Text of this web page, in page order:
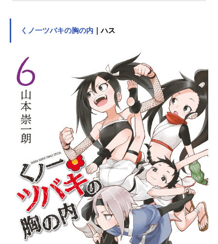
ディが現れる。彼は風子の力で“本当
することに。しかし、アンディと風
子のような異能の力を持つ【否定
者】を狙う謎の組織“ユニオン”が2人
の前に現れる。これは、二人が最高
の死を見つけるお話。作品名アンデ
ッドアンラック放送形態TVアニメス
ケジュール2023年10月6日（金）〜2
024年3月22日（金）MBS・TBSほか
話数全24話キャストアンディ：中村
悠一出雲風子：佳原萌枝シェン：花
江夏樹ボイド：乃村健次ジーナ：悠
木碧ジュイス：伊瀬茉莉也ビリー：
小山力也タチアナ：釘宮理恵トッ
プ：岡本信彦ニコ：遊佐浩二ムイ：
石川由依重野力：村瀬歩クローゼ
ス：福島潤アポカリプス：杉田智和
リップ：梶裕貴ラトラ：長谷川育美
ファン：森川智之クリード：安元洋
くノ一ツバキの胸の内 ｜ハス